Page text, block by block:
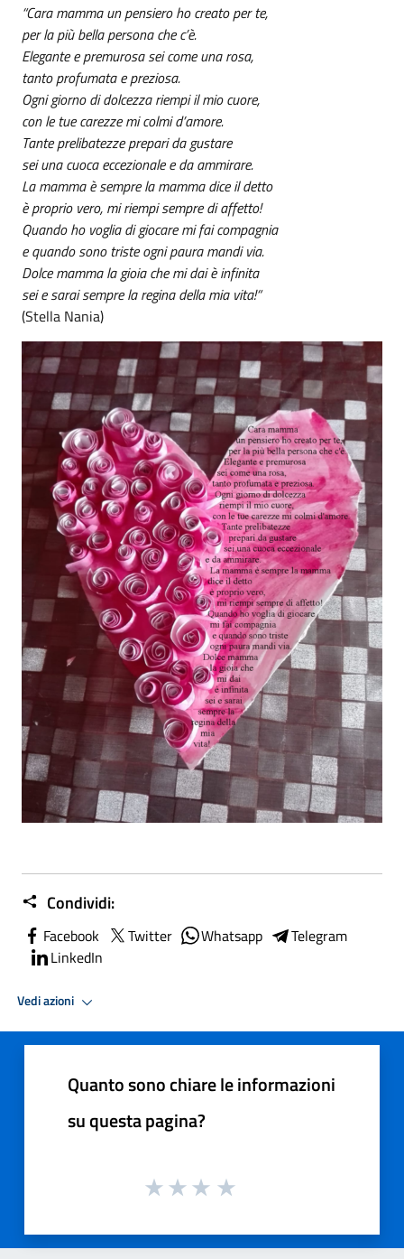
“Cara mamma un pensiero ho creato per te,
per la più bella persona che c’è.
Elegante e premurosa sei come una rosa,
tanto profumata e preziosa.
Ogni giorno di dolcezza riempi il mio cuore,
con le tue carezze mi colmi d’amore.
Tante prelibatezze prepari da gustare
sei una cuoca eccezionale e da ammirare.
La mamma è sempre la mamma dice il detto
è proprio vero, mi riempi sempre di affetto!
Quando ho voglia di giocare mi fai compagnia
e quando sono triste ogni paura mandi via.
Dolce mamma la gioia che mi dai è infinita
sei e sarai sempre la regina della mia vita!“
(Stella Nania)
Condividi:
Facebook Twitter Whatsapp
Telegram
LinkedIn
Vedi azioni
Quanto sono chiare le informazioni
su questa pagina?